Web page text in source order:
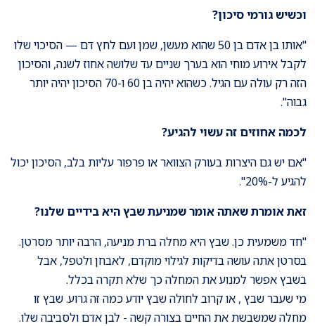
וכשיש גורמי סיכון?
"אותו בן אדם בן 50 שהוא מעשן, שמן ועם לחץ דם — הסיכוי שלו
לקבל אירוע מוחי הוא בערך שניים עד שלושה אחוז לשנה, והסיכון
הזה רק עולה עם הגיל. כשהוא יהיה בן 60 ו-70 הסיכון יהיה יותר
גבוה".
לכמה אחוזים זה עשוי להגיע?
"אם יש גם היצרות בעורק הצוואר או פרפור עליות בלב, הסיכון יכול
להגיע ל-20%".
זאת אומרת שאתה אומר שמניעת שבץ היא בידיים שלנו?
"חד משמעית כן. שבץ היא מחלה ברת מניעה, הרבה יותר מסרטן.
בסרטן אתה עושה בדיקות לגילוי מוקדם, לאבחן ולטפל, אבל
בשבץ אפשר למנוע את המחלה כך שלא תקרה בכלל.
מי שעבר שבץ , או קרוב לחולה שבץ יודע כמה זה גרוע. שבץ זו
מחלה שמשבשת את החיים בצורה קשה - לבן אדם ולסביבה שלו.